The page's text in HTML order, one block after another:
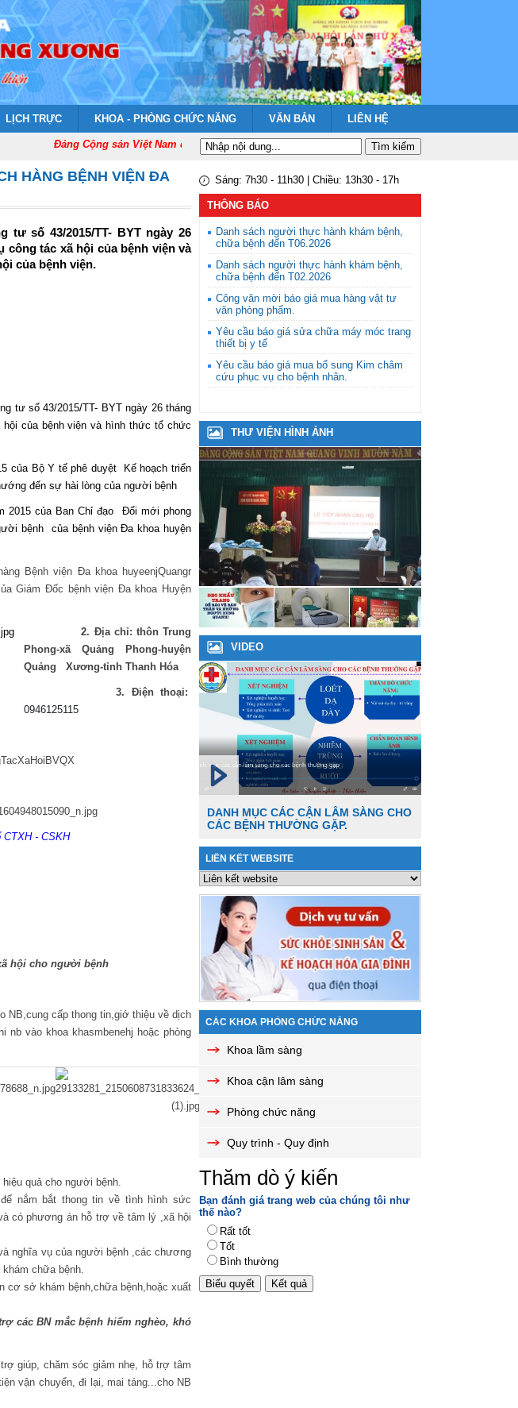
LỊCH TRỰC KHOA - PHÒNG CHỨC NĂNG VĂN BẢN LIÊN HỆ
Đảng Cộng sản Việt Nam quang vinh muôn năm!
HÀNG BỆNH VIỆN ĐA
số 43/2015/TT- BYT ngày 26
công tác xã hội của bệnh viện và
của bệnh viện.
tưsố 43/2015/TT- BYT ngày 26 tháng
hội của bệnh viện và hình thức tổ chức
của Bộ Y tế phê duyệt Kế hoạch triển
đến sự hài lòng của người bệnh
của Ban Chỉ đạo  Đổi mới phong
bệnh  của bệnh viện Đa khoa huyện
Bệnh viện Đa khoa huyeenjQuangr
Giám Đốc bệnh viện Đa khoa Huyện
2. Địa chỉ: thôn Trung
Phong-xã Quảng Phong-huyện
Quảng Xương-tỉnh Thanh Hóa
3. Điện thoại:
0946125115
CTXH - CSKH
hội cho người bệnh
NB,cung cấp thong tin,giớ thiệu về dịch
vào khoa khasmbenehj hoặc phòng
quả cho người bệnh.
nắm bắt thong tin về tình hình sức
có phương án hỗ trợ về tâm lý ,xã hội
nghĩa vụ của người bệnh ,các chương
chữa bệnh.
cơ sở khám bệnh,chữa bệnh,hoặc xuất
các BN mắc bệnh hiểm nghèo, khó
giúp, chăm sóc giảm nhẹ, hỗ trợ tâm
vận chuyển, đi lại, mai táng...cho NB
Sáng: 7h30 - 11h30 | Chiều: 13h30 - 17h
THÔNG BÁO
Danh sách người thực hành khám bệnh,
chữa bệnh đến T06.2026
Danh sách người thực hành khám bệnh,
chữa bệnh đến T02.2026
Công văn mời báo giá mua hàng vật tư
văn phòng phẩm.
Yêu cầu báo giá sửa chữa máy móc trang
thiết bị y tế
Yêu cầu báo giá mua bổ sung Kim châm
cứu phục vụ cho bệnh nhân.
THƯ VIỆN HÌNH ẢNH
VIDEO
DANH MỤC CÁC CẬN LÂM SÀNG CHO
CÁC BỆNH THƯỜNG GẶP.
LIÊN KẾT WEBSITE
CÁC KHOA PHÒNG CHỨC NĂNG
Khoa lầm sàng
Khoa cận lâm sàng
Phòng chức năng
Quy trình - Quy định
Thăm dò ý kiến
Bạn đánh giá trang web của chúng tôi như
thế nào?
Rất tốt
Tốt
Bình thường